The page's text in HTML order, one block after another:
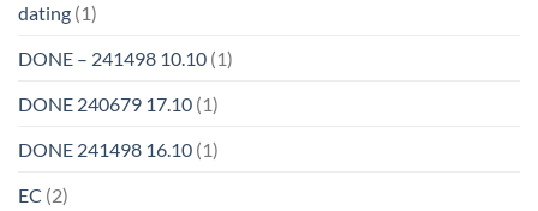
dating (1)
DONE – 241498 10.10 (1)
DONE 240679 17.10 (1)
DONE 241498 16.10 (1)
EC (2)